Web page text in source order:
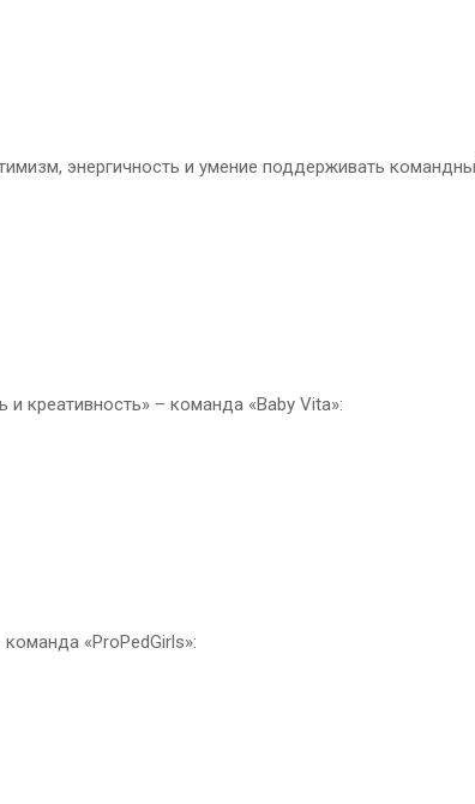
энергичность и умение поддерживать
креативность» – команда «Baby Vita»:
«ProPedGirls»: